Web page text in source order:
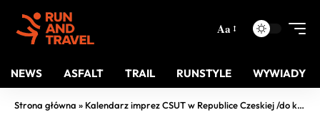
Aa
NEWS ASFALT TRAIL RUNSTYLE WYWIADY
Strona główna » Kalendarz imprez CSUT w Republice Czeskiej /do końca 2017 r./